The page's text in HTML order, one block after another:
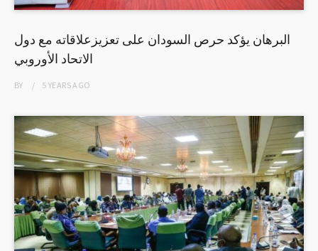
البرهان يؤكد حرص السودان على تعزيزعلاقاته مع دول
الاتحاد الأوروبي
BY 5 YEARSAGO